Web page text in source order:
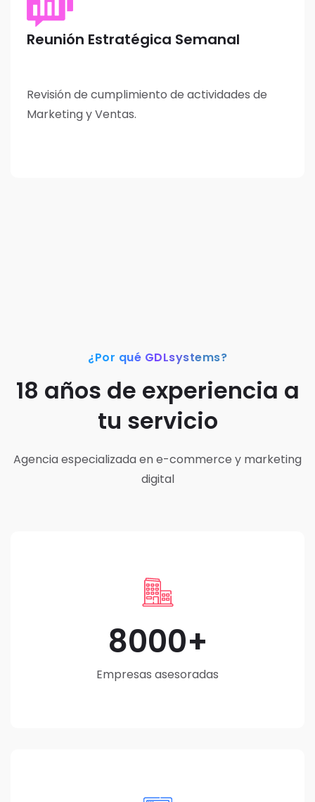
Reunión Estratégica Semanal
Revisión de cumplimiento de actividades de
Marketing y Ventas.
¿Por qué GDLsystems?
18 años de experiencia a
tu servicio
Agencia especializada en e-commerce y marketing
digital
8000
Empresas asesoradas